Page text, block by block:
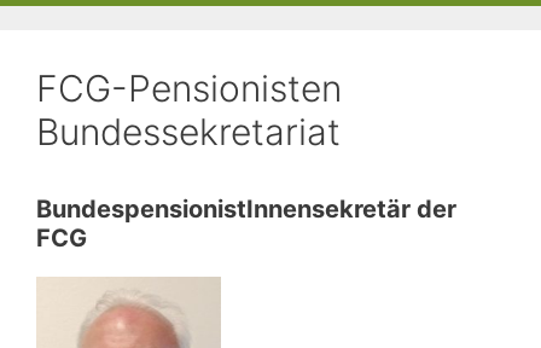
FCG-Pensionisten
Bundessekretariat
BundespensionistInnensekretär der
FCG